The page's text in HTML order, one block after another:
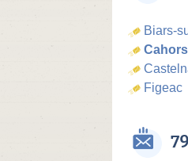
Biars-
Cahors
Figeac